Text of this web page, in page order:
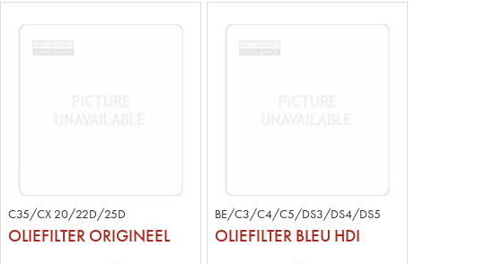
C35/CX 20/22D/25D
OLIEFILTER ORIGINEEL
BE/C3/C4/C5/DS3/DS4/DS5
OLIEFILTER BLEU HDI